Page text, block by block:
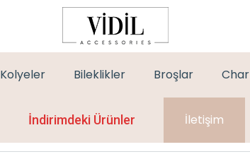
Kolyeler Bileklikler Broşlar
İndirimdeki Ürünler İletişim